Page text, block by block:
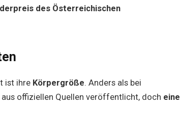
des Österreichischen
ist ihre Körpergröße. Anders als bei
offiziellen Quellen veröffentlicht, doch eine